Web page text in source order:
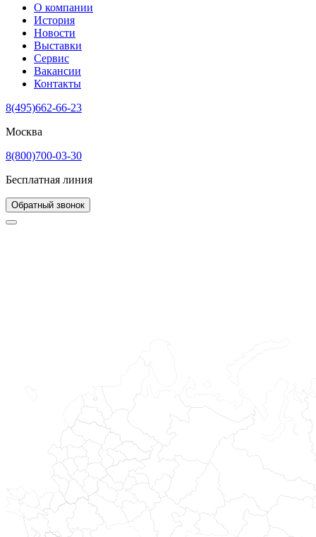
О компании
История
Новости
Выставки
Сервис
Вакансии
Контакты
8(495)662-66-23
Москва
8(800)700-03-30
Бесплатная линия
Обратный звонок